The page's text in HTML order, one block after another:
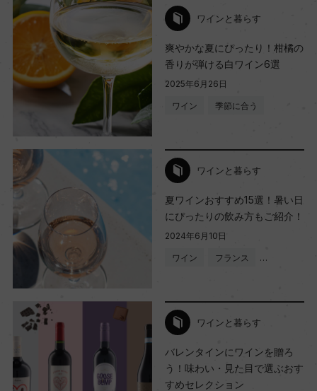
ワインと暮らす
爽やかな夏にぴったり！柑橘の
香りが弾ける白ワイン6選
2025年6月26日
ワイン 季節に合う
ワインと暮らす
夏ワインおすすめ15選！暑い日
にぴったりの飲み方もご紹介！
2024年6月10日
ワイン フランス …
ワインと暮らす
バレンタインにワインを贈ろ
う！味わい・見た目で選ぶおす
すめセレクション